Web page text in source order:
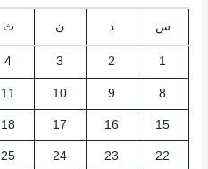
س د ن ث
1
2
3
4
8
9
10
11
15
16
17
18
22
23
24
25